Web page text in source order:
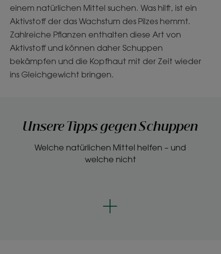
einem natürlichen Mittel suchen. Was hilft, ist ein
Aktivstoff der das Wachstum des Pilzes hemmt.
Zahlreiche Pflanzen enthalten diese Art von
Aktivstoff und können daher Schuppen
bekämpfen und die Kopfhaut mit der Zeit wieder
ins Gleichgewicht bringen.
Unsere Tipps gegen Schuppen
Welche natürlichen Mittel helfen – und
welche nicht